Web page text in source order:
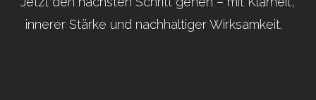
innerer Stärke und nachhaltiger Wirksamkeit.